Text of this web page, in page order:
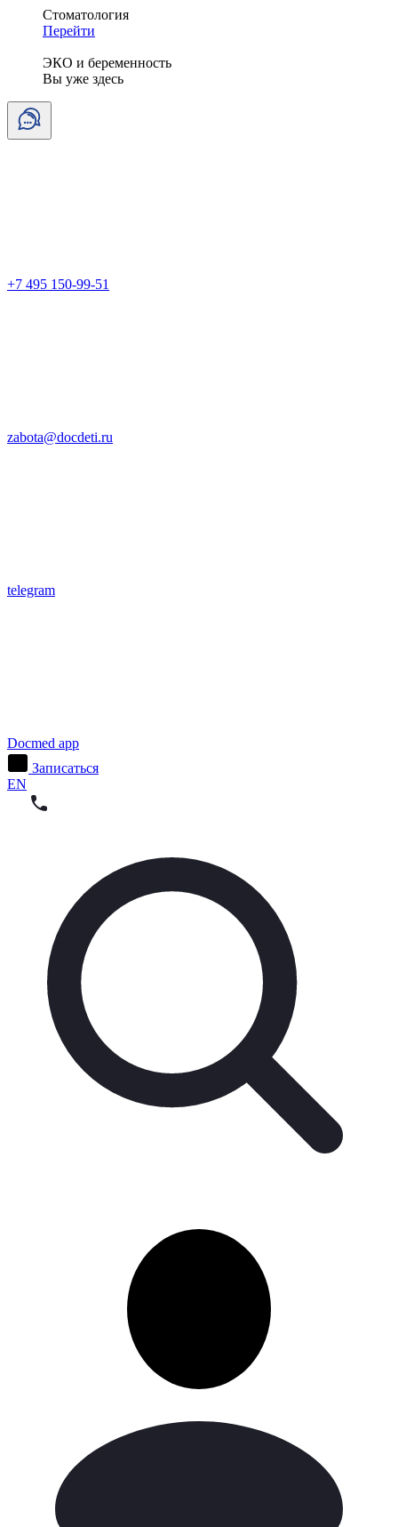
Стоматология
Перейти
ЭКО и беременность
Вы уже здесь
+7 495 150-99-51
zabota@docdeti.ru
telegram
Docmed app
Записаться
EN